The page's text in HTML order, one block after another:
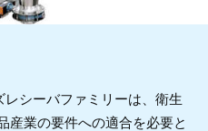
シーバファミリーは、衛生
産業の要件への適合を必要と